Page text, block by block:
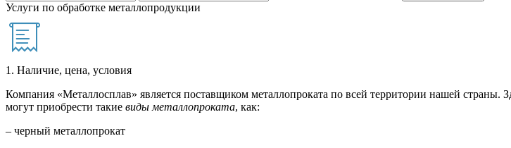
Услуги по обработке металлопродукции
1. Наличие, цена, условия
Компания «Металлосплав» является поставщиком металлопроката по всей территории нашей
могут приобрести такие виды металлопроката, как:
– черный металлопрокат